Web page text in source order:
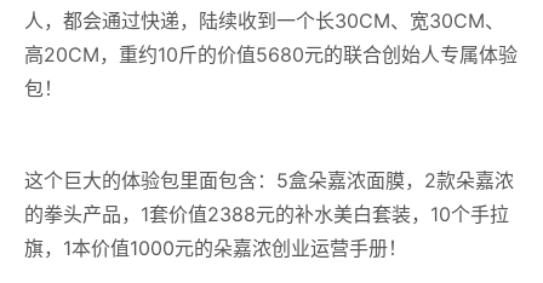
人，都会通过快递，陆续收到一个长30CM、宽30CM、
高20CM，重约10斤的价值5680元的联合创始人专属体验
包！
这个巨大的体验包里面包含：5盒朵嘉浓面膜，2款朵嘉浓
的拳头产品，1套价值2388元的补水美白套装，10个手拉
旗，1本价值1000元的朵嘉浓创业运营手册！